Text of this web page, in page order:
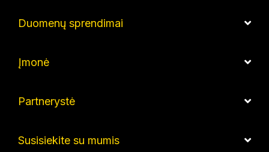
Duomenų sprendimai
Įmonė
Partnerystė
Susisiekite su mumis